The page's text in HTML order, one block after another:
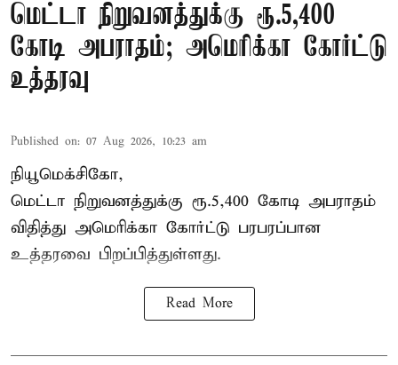
மெட்டா நிறுவனத்துக்கு ரூ.5,400
கோடி அபராதம்; அமெரிக்கா கோர்ட்டு
உத்தரவு
Published on: 07 Aug 2026, 10:23 am
நியூமெக்சிகோ,
மெட்டா நிறுவனத்துக்கு ரூ.5,400 கோடி அபராதம்
விதித்து அமெரிக்கா கோர்ட்டு பரபரப்பான
உத்தரவை பிறப்பித்துள்ளது.
Read More